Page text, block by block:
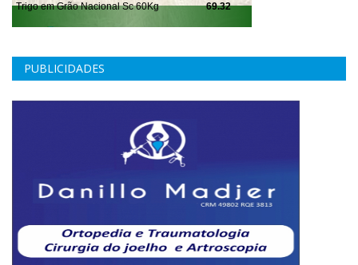
PUBLICIDADES